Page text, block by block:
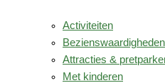
Activiteiten
Bezienswaardigheden
Attracties &
Met kinderen